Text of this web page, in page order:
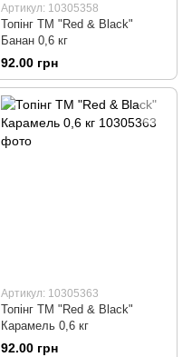
Артикул: 10305358
Топінг ТМ "Red & Black"
Банан 0,6 кг
92.00 грн
Артикул: 10305363
Топінг ТМ "Red & Black"
Карамель 0,6 кг
92.00 грн